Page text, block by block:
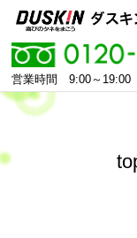
営業時間 9:00～19:00